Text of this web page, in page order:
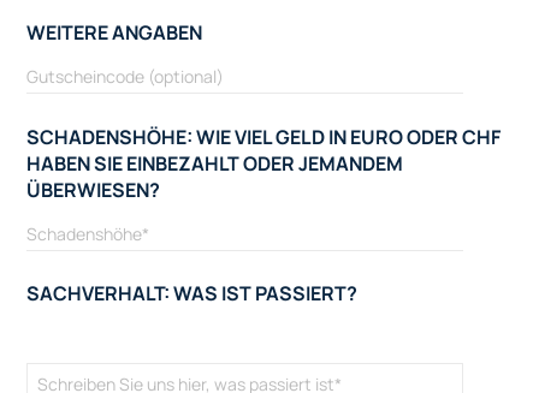
WEITERE ANGABEN
SCHADENSHÖHE: WIE VIEL GELD IN EURO ODER CHF
HABEN SIE EINBEZAHLT ODER JEMANDEM
ÜBERWIESEN?
SACHVERHALT: WAS IST PASSIERT?